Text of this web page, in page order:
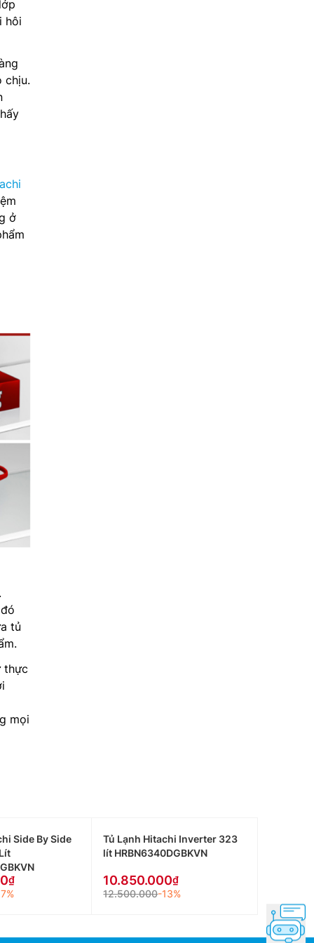
hôi
chịu.
ở
tủ
thực
mọi
Side By Side
Tủ Lạnh Hitachi Inverter 323
lít HRBN6340DGBKVN
10.850.000
12.500.000-13%